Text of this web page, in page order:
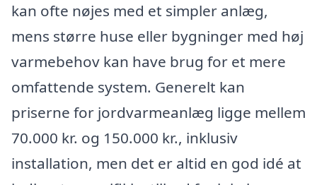
kan ofte nøjes med et simpler anlæg,
mens større huse eller bygninger med høj
varmebehov kan have brug for et mere
omfattende system. Generelt kan
priserne for jordvarmeanlæg ligge mellem
70.000 kr. og 150.000 kr., inklusiv
installation, men det er altid en god idé at